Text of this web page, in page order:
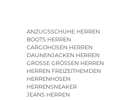
ANZUGSSCHUHE HERREN
BOOTS HERREN
CARGOHOSEN HERREN
DAUNENJACKEN HERREN
GROSSE GRÖSSEN HERREN
HERREN FREIZEITHEMDEN
HERRENHOSEN
HERRENSNEAKER
JEANS HERREN